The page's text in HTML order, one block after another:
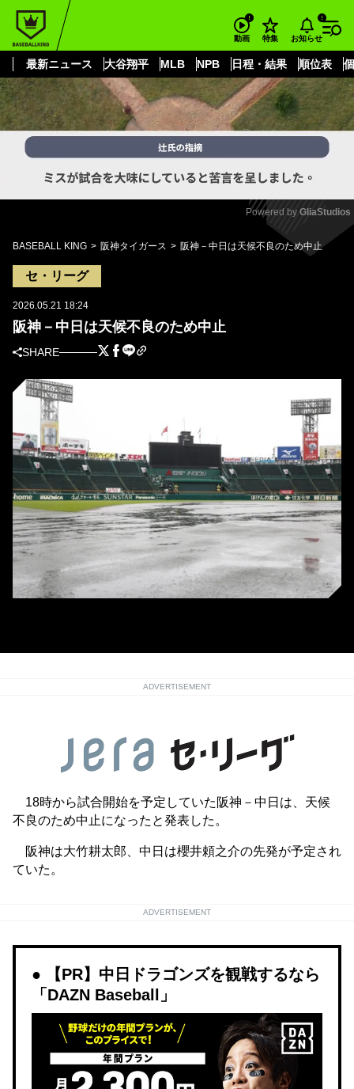
動画 特集 お知らせ
最新ニュース 大谷翔平 MLB NPB 日程・結果 順位表
もっと見る
Mute
Powered by GliaStudios
BASEBALL KING 阪神タイガース 阪神－中日は天候不良のため中止
セ・リーグ
2026.05.21 18:24
阪神－中日は天候不良のため中止
SHARE
ADVERTISEMENT
18時から試合開始を予定していた阪神－中日は、天候
不良のため中止になったと発表した。
阪神は大竹耕太郎、中日は櫻井頼之介の先発が予定され
ていた。
ADVERTISEMENT
【PR】中日ドラゴンズを観戦するなら
「DAZN Baseball」